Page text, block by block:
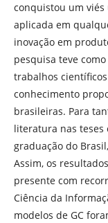
conquistou um
aplicada em
inovação em
pesquisa teve
trabalhos
conhecimento
brasileiras. Para
literatura nas teses
graduação do
Assim, os
presente com
Ciência da
modelos de GC